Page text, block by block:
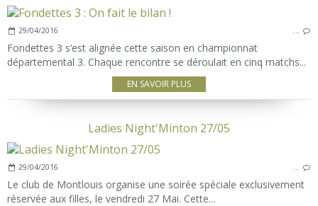
29/04/2016 …
Fondettes 3 s’est alignée cette saison en championnat
départemental 3. Chaque rencontre se déroulait en cinq matchs...
EN SAVOIR PLUS
Ladies Night'Minton 27/05
29/04/2016 …
Le club de Montlouis organise une soirée spéciale exclusivement
réservée aux filles, le vendredi 27 Mai. Cette...